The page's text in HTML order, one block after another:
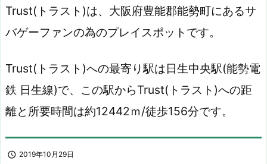
Trust(トラスト)は、大阪府豊能郡能勢町にあるサ
バゲーファンの為のプレイスポットです。
Trust(トラスト)への最寄り駅は日生中央駅(能勢電
鉄 日生線)で、この駅からTrust(トラスト)への距
離と所要時間は約12442ｍ/徒歩156分です。
 2019年10月29日